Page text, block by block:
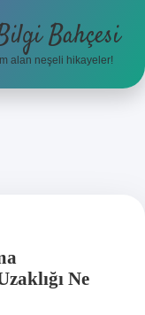
Bahçesi
alan neşeli hikayeler!
Ne